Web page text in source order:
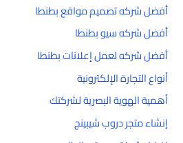
أفضل شركه تصميم مواقع بطنطا
أفضل شركه سيو بطنطا
أفضل شركه لعمل إعلانات بطنطا
أنواع التجارة الإلكترونية
أهمية الهوية البصرية لشركتك
إنشاء متجر دروب شيبينج